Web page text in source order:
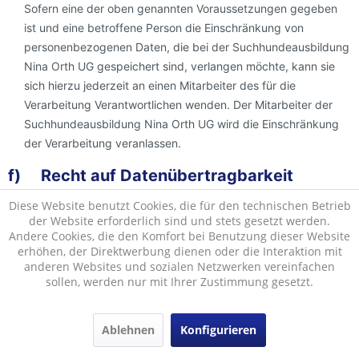
Sofern eine der oben genannten Voraussetzungen gegeben
ist und eine betroffene Person die Einschränkung von
personenbezogenen Daten, die bei der Suchhundeausbildung
Nina Orth UG gespeichert sind, verlangen möchte, kann sie
sich hierzu jederzeit an einen Mitarbeiter des für die
Verarbeitung Verantwortlichen wenden. Der Mitarbeiter der
Suchhundeausbildung Nina Orth UG wird die Einschränkung
der Verarbeitung veranlassen.
f) Recht auf Datenübertragbarkeit
Jede von der Verarbeitung personenbezogener Daten
betroffene Person hat das vom Europäischen Richtlinien- und
Verordnungsgeber gewährte Recht, die sie betreffenden
personenbezogenen Daten, welche durch die betroffene
Person einem Verantwortlichen bereitgestellt wurden, in einem
erhalten. Sie hat außerdem das Recht, diese Daten einem
anderen Verantwortlichen ohne Behinderung durch den
Diese Website benutzt Cookies, die für den technischen Betrieb
der Website erforderlich sind und stets gesetzt werden.
Andere Cookies, die den Komfort bei Benutzung dieser Website
erhöhen, der Direktwerbung dienen oder die Interaktion mit
anderen Websites und sozialen Netzwerken vereinfachen
sollen, werden nur mit Ihrer Zustimmung gesetzt.
Ablehnen Konfigurieren